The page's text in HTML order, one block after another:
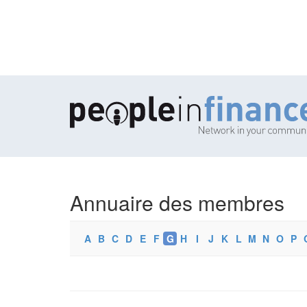
Annuaire des membres
A B C D E F G H I J K L M N O P